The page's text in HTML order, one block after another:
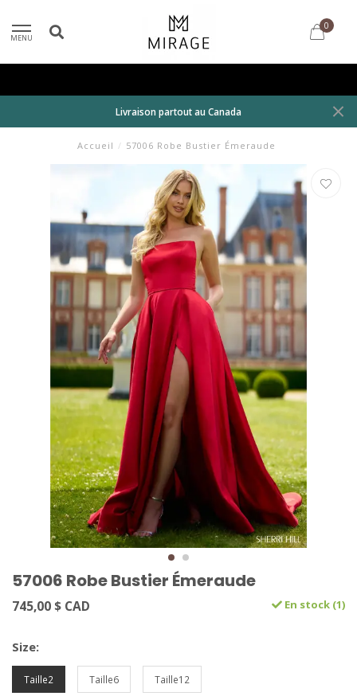
MENU
0
Livraison partout au Canada
Accueil / 57006 Robe Bustier Émeraude
57006 Robe Bustier Émeraude
745,00 $ CAD En stock (1)
Size:
Taille2 Taille6 Taille12